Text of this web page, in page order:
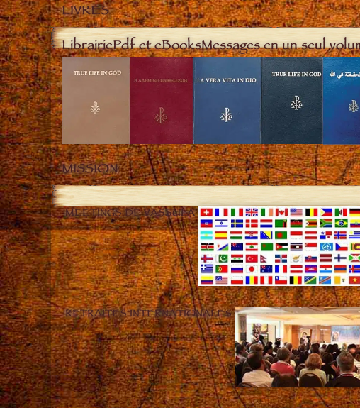
LIVRES
LibrairiePdf et eBooksMessages en un seul
MISSION
MEETINGS DE VASSULA
RETRAITES INTERNATIONALES